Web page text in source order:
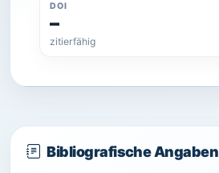
DOI
–
zitierfähig
Bibliografische Angaben